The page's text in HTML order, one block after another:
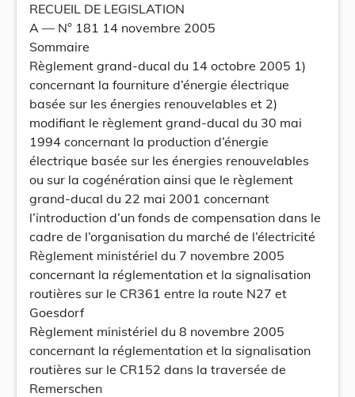
RECUEIL DE LEGISLATION
A –– N° 181 14 novembre 2005
Sommaire
Règlement grand-ducal du 14 octobre 2005 1)
concernant la fourniture d’énergie électrique
basée sur les énergies renouvelables et 2)
modifiant le règlement grand-ducal du 30 mai
1994 concernant la production d’énergie
électrique basée sur les énergies renouvelables
ou sur la cogénération ainsi que le règlement
grand-ducal du 22 mai 2001 concernant
l’introduction d’un fonds de compensation dans le
cadre de l’organisation du marché de l’électricité
Règlement ministériel du 7 novembre 2005
concernant la réglementation et la signalisation
routières sur le CR361 entre la route N27 et
Goesdorf
Règlement ministériel du 8 novembre 2005
concernant la réglementation et la signalisation
routières sur le CR152 dans la traversée de
Remerschen